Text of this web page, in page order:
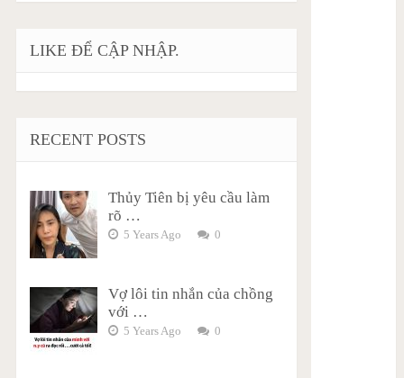
LIKE ĐỂ CẬP NHẬP.
RECENT POSTS
Thủy Tiên bị yêu cầu làm
rõ …
5 Years Ago 0
Vợ lôi tin nhắn của chồng
với …
5 Years Ago 0